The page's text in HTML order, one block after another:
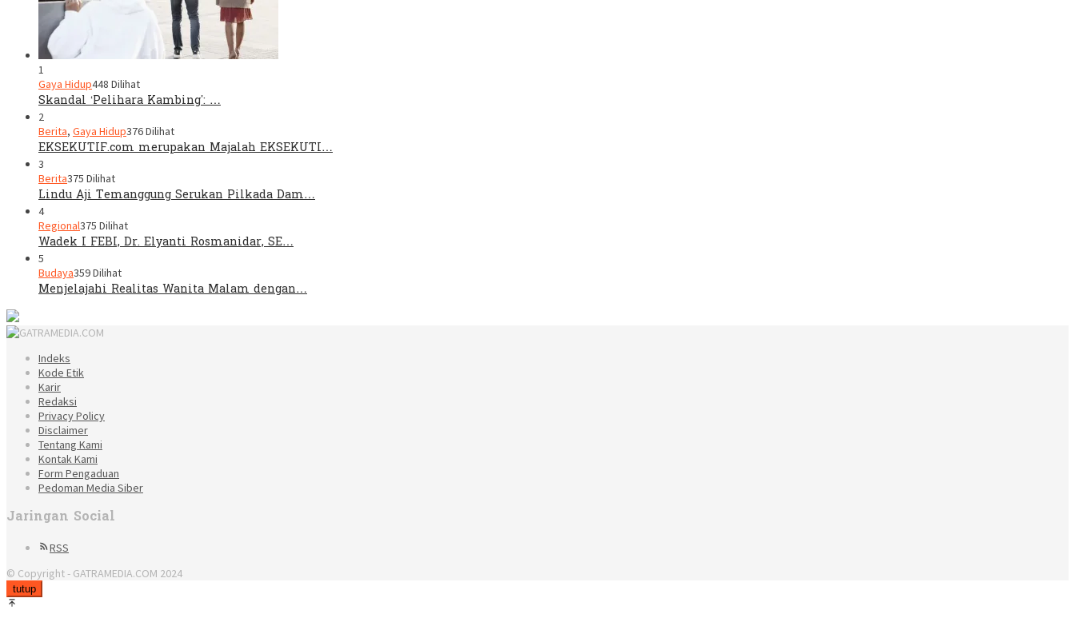
1
Gaya Hidup448 Dilihat
Skandal ‘Pelihara Kambing’: …
2
Berita, Gaya Hidup376 Dilihat
EKSEKUTIF.com merupakan Majalah EKSEKUTI…
3
Berita375 Dilihat
Lindu Aji Temanggung Serukan Pilkada Dam…
4
Regional375 Dilihat
Wadek I FEBI, Dr. Elyanti Rosmanidar, SE…
5
Budaya359 Dilihat
Menjelajahi Realitas Wanita Malam dengan…
Indeks
Kode Etik
Karir
Redaksi
Privacy Policy
Disclaimer
Tentang Kami
Kontak Kami
Form Pengaduan
Pedoman Media Siber
Jaringan Social
RSS
© Copyright - GATRAMEDIA.COM 2024
tutup